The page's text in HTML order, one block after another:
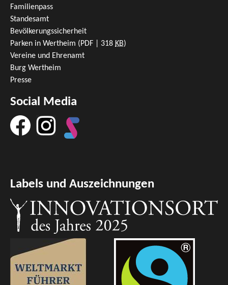
Familienpass
Standesamt
Bevölkerungssicherheit
Parken in Wertheim (PDF | 318 KB)
Vereine und Ehrenamt
Burg Wertheim
Presse
Social Media
Labels und Auszeichnungen